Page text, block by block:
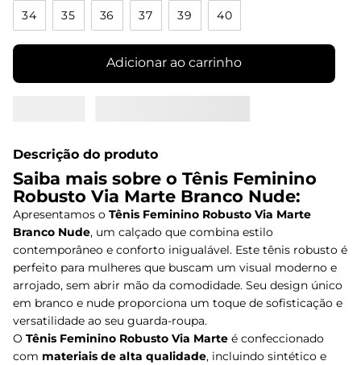
34 35 36 37 39 40
Adicionar ao carrinho
Descrição do produto
Saiba mais sobre o Tênis Feminino
Robusto Via Marte Branco Nude:
Apresentamos o Tênis Feminino Robusto Via Marte
Branco Nude, um calçado que combina estilo
contemporâneo e conforto inigualável. Este tênis robusto é
perfeito para mulheres que buscam um visual moderno e
arrojado, sem abrir mão da comodidade. Seu design único
em branco e nude proporciona um toque de sofisticação e
versatilidade ao seu guarda-roupa.
O Tênis Feminino Robusto Via Marte é confeccionado
com materiais de alta qualidade, incluindo sintético e